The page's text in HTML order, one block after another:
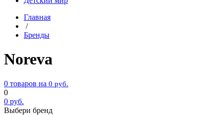
Главная
/
Бренды
Noreva
0 товаров на 0 руб.
0
0 руб.
Выбери бренд